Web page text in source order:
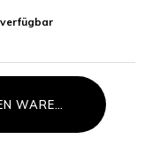
WARENKORB LEGEN